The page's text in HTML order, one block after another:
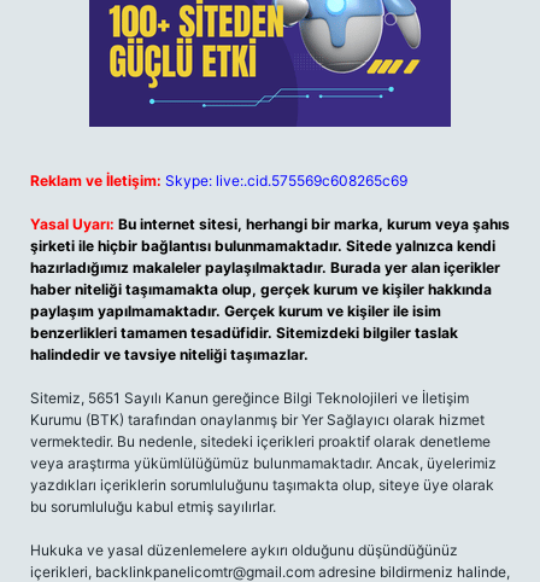
Reklam ve İletişim: Skype: live:.cid.575569c608265c69
Yasal Uyarı: Bu internet sitesi, herhangi bir marka, kurum veya şahıs
şirketi ile hiçbir bağlantısı bulunmamaktadır. Sitede yalnızca kendi
hazırladığımız makaleler paylaşılmaktadır. Burada yer alan içerikler
haber niteliği taşımamakta olup, gerçek kurum ve kişiler hakkında
paylaşım yapılmamaktadır. Gerçek kurum ve kişiler ile isim
benzerlikleri tamamen tesadüfidir. Sitemizdeki bilgiler taslak
halindedir ve tavsiye niteliği taşımazlar.
Sitemiz, 5651 Sayılı Kanun gereğince Bilgi Teknolojileri ve İletişim
Kurumu (BTK) tarafından onaylanmış bir Yer Sağlayıcı olarak hizmet
vermektedir. Bu nedenle, sitedeki içerikleri proaktif olarak denetleme
veya araştırma yükümlülüğümüz bulunmamaktadır. Ancak, üyelerimiz
yazdıkları içeriklerin sorumluluğunu taşımakta olup, siteye üye olarak
bu sorumluluğu kabul etmiş sayılırlar.
Hukuka ve yasal düzenlemelere aykırı olduğunu düşündüğünüz
içerikleri, backlinkpanelicomtr@gmail.com adresine bildirmeniz halinde,